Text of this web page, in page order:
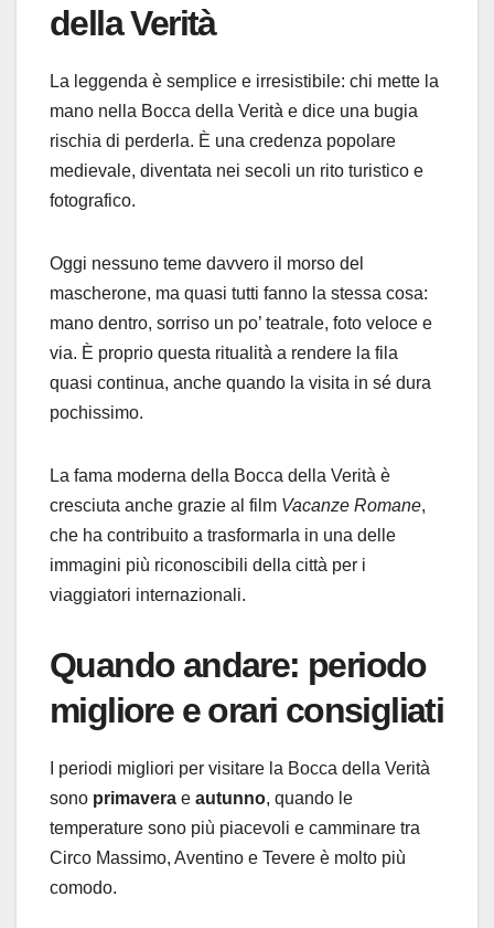
della Verità
La leggenda è semplice e irresistibile: chi mette la
mano nella Bocca della Verità e dice una bugia
rischia di perderla. È una credenza popolare
medievale, diventata nei secoli un rito turistico e
fotografico.
Oggi nessuno teme davvero il morso del
mascherone, ma quasi tutti fanno la stessa cosa:
mano dentro, sorriso un po’ teatrale, foto veloce e
via. È proprio questa ritualità a rendere la fila
quasi continua, anche quando la visita in sé dura
pochissimo.
La fama moderna della Bocca della Verità è
cresciuta anche grazie al film Vacanze Romane,
che ha contribuito a trasformarla in una delle
immagini più riconoscibili della città per i
viaggiatori internazionali.
Quando andare: periodo
migliore e orari consigliati
I periodi migliori per visitare la Bocca della Verità
sono primavera e autunno, quando le
temperature sono più piacevoli e camminare tra
Circo Massimo, Aventino e Tevere è molto più
comodo.